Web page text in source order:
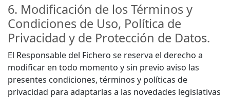
6. Modificación de los Términos y
Condiciones de Uso, Política de
Privacidad y de Protección de Datos.
El Responsable del Fichero se reserva el derecho a
modificar en todo momento y sin previo aviso las
presentes condiciones, términos y políticas de
privacidad para adaptarlas a las novedades legislativas